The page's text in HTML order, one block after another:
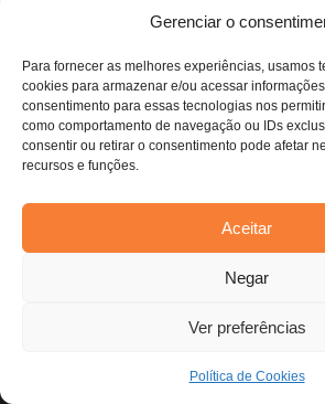
Gerenciar o
Para fornecer as melhores experiências, usamos
cookies para armazenar e/ou acessar
consentimento para essas tecnologias nos
como comportamento de navegação ou IDs
consentir ou retirar o consentimento pode afetar
recursos e funções.
Aceitar
Negar
Ver preferências
Política de Cookies
Todos os direitos reservados. Anfi
Estamos usando cookies para oferecer a
configurações.